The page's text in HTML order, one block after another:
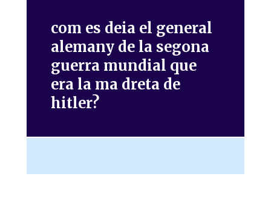
com es deia el general
alemany de la segona
guerra mundial que
era la ma dreta de
hitler?